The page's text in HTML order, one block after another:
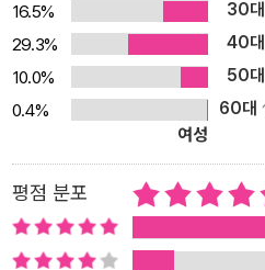
16.5%
30대
29.3%
40대
10.0%
50대
0.4%
60대
여성
평점 분포